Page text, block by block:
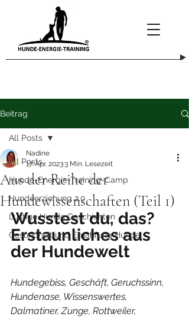
Beitrag
All Posts
Hunde-Energie-Training-Camp
Hundeerziehung 2.0
Lustige Hunde Geschichten
Gesundheit und Ernährung Hunde
All Posts
Aus der Reihe der
Hundewissenschaften (Teil 1)
Nadine
17. Apr. 20233 Min. Lesezeit
Wusstest du, das?
Erstaunliches aus
der Hundewelt
Hundegebiss, Geschäft, Geruchssinn,
Hundenase, Wissenswertes,
Dalmatiner, Zunge, Rottweiler,